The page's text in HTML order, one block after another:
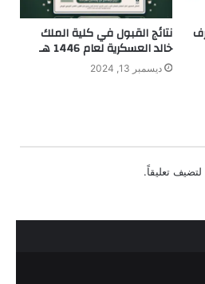
نتائج القبول في كلية الملك
خالد العسكرية لعام 1446 هـ
ديسمبر 13, 2024
لتضيف تعليقاً.